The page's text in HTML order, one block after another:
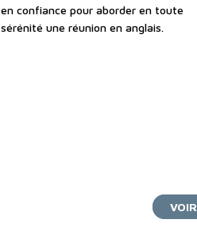
en confiance pour aborder en toute
sérénité une réunion en anglais.
VOIR